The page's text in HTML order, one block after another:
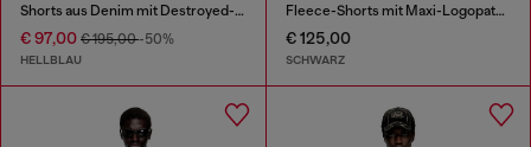
Shorts aus Denim mit Destroyed-Effekt
€ 97,00 € 195,00-50%
HELLBLAU
Fleece-Shorts mit Maxi-Logopatch
€ 125,00
SCHWARZ